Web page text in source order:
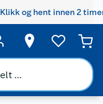
Klikk og hent innen 2